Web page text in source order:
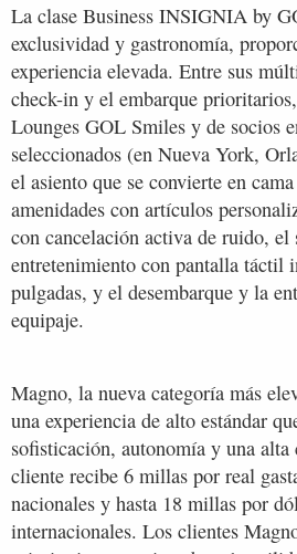
La clase Business INSIGNIA by
exclusividad y gastronomía,
experiencia elevada. Entre sus
check-in y el embarque
Lounges GOL Smiles y de socios
seleccionados (en Nueva York,
el asiento que se convierte en
amenidades con artículos
con cancelación activa de ruido, el
entretenimiento con pantalla táctil
pulgadas, y el desembarque y la
equipaje.
Magno, la nueva categoría más
una experiencia de alto estándar
sofisticación, autonomía y una
cliente recibe 6 millas por real
nacionales y hasta 18 millas por
internacionales. Los clientes